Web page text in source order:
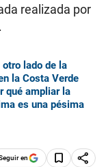
realizada por
otro lado de la
la Costa Verde
qué ampliar la
es una pésima
en